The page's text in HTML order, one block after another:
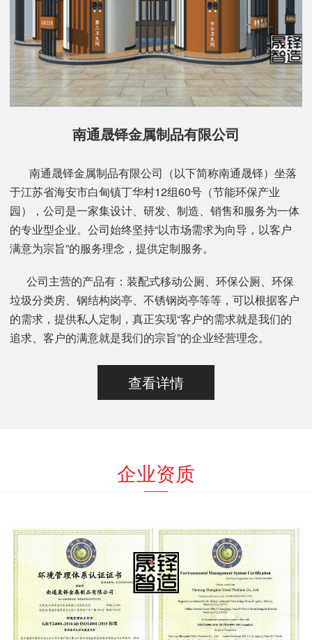
南通晟铎金属制品有限公司
南通晟铎金属制品有限公司（以下简称南通晟铎）坐落
于江苏省海安市白甸镇丁华村12组60号（节能环保产业
园），公司是一家集设计、研发、制造、销售和服务为一体
的专业型企业。公司始终坚持“以市场需求为向导，以客户
满意为宗旨”的服务理念，提供定制服务。
公司主营的产品有：装配式移动公厕、环保公厕、环保
垃圾分类房、钢结构岗亭、不锈钢岗亭等等，可以根据客户
的需求，提供私人定制，真正实现“客户的需求就是我们的
追求、客户的满意就是我们的宗旨”的企业经营理念。
查看详情
企业资质